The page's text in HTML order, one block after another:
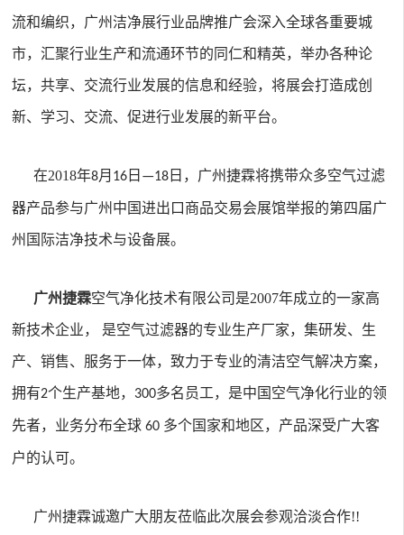
流和编织，广州洁净展行业品牌推广会深入全球各重要城
市，汇聚行业生产和流通环节的同仁和精英，举办各种论
坛，共享、交流行业发展的信息和经验，将展会打造成创
新、学习、交流、促进行业发展的新平台。
在2018年8月 16日 —18日，广州捷霖将携带众多空气过滤
器产品参与广州中国进出口商品交易会展馆举报的第四届广
州国际洁净技术与设备展。
广州捷霖空气净化技术有限公司是2007年成立的一家高
新技术企业， 是空气过滤器的专业生产厂家，集研发、生
产、销售、服务于一体，致力于专业的清洁空气解决方案，
拥有2个生产基地， 300多名员工，是中国空气净化行业的领
先者，业务分布全球 60 多个国家和地区，产品深受广大客
户的认可。
广州捷霖诚邀广大朋友莅临此次展会参观洽淡合作!!